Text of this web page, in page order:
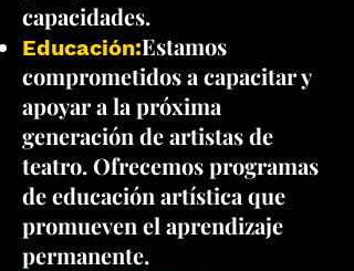
capacidades.
Educación:Estamos
comprometidos a capacitar y
apoyar a la próxima
generación de artistas de
teatro. Ofrecemos programas
de educación artística que
promueven el aprendizaje
permanente.